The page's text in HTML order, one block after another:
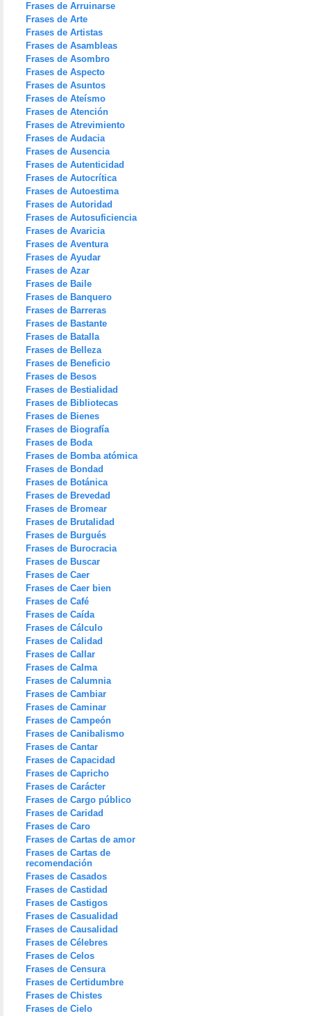
Frases de Arruinarse
Frases de Arte
Frases de Artistas
Frases de Asambleas
Frases de Asombro
Frases de Aspecto
Frases de Asuntos
Frases de Ateísmo
Frases de Atención
Frases de Atrevimiento
Frases de Audacia
Frases de Ausencia
Frases de Autenticidad
Frases de Autocrítica
Frases de Autoestima
Frases de Autoridad
Frases de Autosuficiencia
Frases de Avaricia
Frases de Aventura
Frases de Ayudar
Frases de Azar
Frases de Baile
Frases de Banquero
Frases de Barreras
Frases de Bastante
Frases de Batalla
Frases de Belleza
Frases de Beneficio
Frases de Besos
Frases de Bestialidad
Frases de Bibliotecas
Frases de Bienes
Frases de Biografía
Frases de Boda
Frases de Bomba atómica
Frases de Bondad
Frases de Botánica
Frases de Brevedad
Frases de Bromear
Frases de Brutalidad
Frases de Burgués
Frases de Burocracia
Frases de Buscar
Frases de Caer
Frases de Caer bien
Frases de Café
Frases de Caída
Frases de Cálculo
Frases de Calidad
Frases de Callar
Frases de Calma
Frases de Calumnia
Frases de Cambiar
Frases de Caminar
Frases de Campeón
Frases de Canibalismo
Frases de Cantar
Frases de Capacidad
Frases de Capricho
Frases de Carácter
Frases de Cargo público
Frases de Caridad
Frases de Caro
Frases de Cartas de amor
Frases de Cartas de
recomendación
Frases de Casados
Frases de Castidad
Frases de Castigos
Frases de Casualidad
Frases de Causalidad
Frases de Célebres
Frases de Celos
Frases de Censura
Frases de Certidumbre
Frases de Chistes
Frases de Cielo